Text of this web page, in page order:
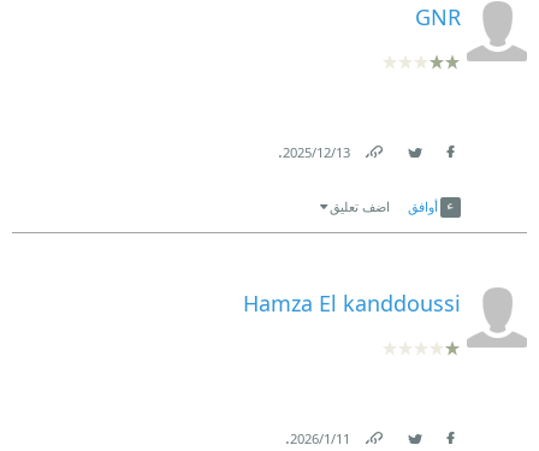
GNR
13‏/12‏/2025
.
أوافق اضف تعليق
Hamza El kanddoussi
11‏/1‏/2026
.